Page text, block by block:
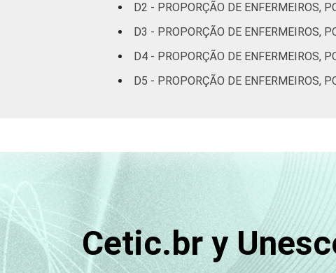
D2 - PROPORÇÃO DE ENFERMEIROS,
D3 - PROPORÇÃO DE ENFERMEIROS,
D4 - PROPORÇÃO DE ENFERMEIROS,
D5 - PROPORÇÃO DE ENFERMEIROS,
Cetic.br y